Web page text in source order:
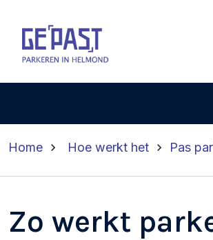
Home Hoe werkt het Pas
Zo werkt